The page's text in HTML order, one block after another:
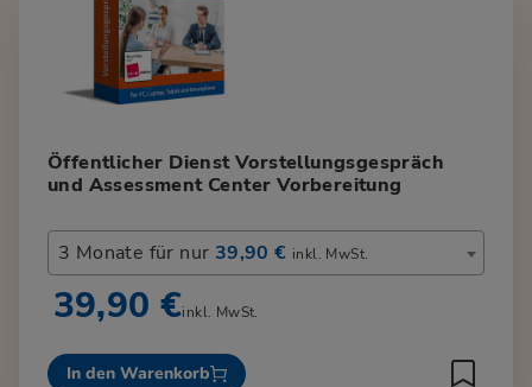
Öffentlicher Dienst Vorstellungsgespräch
und Assessment Center Vorbereitung
3 Monate für nur 39,90 € inkl. MwSt.
39,90 €inkl. MwSt.
In den Warenkorb